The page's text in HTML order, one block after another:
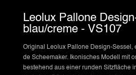
Leolux Pallone
blau/creme - VS107
Original Leolux Pallone Design-Sessel,
de Scheemaker. Ikonisches Modell mit
bestehend aus einer runden Sitzfläche